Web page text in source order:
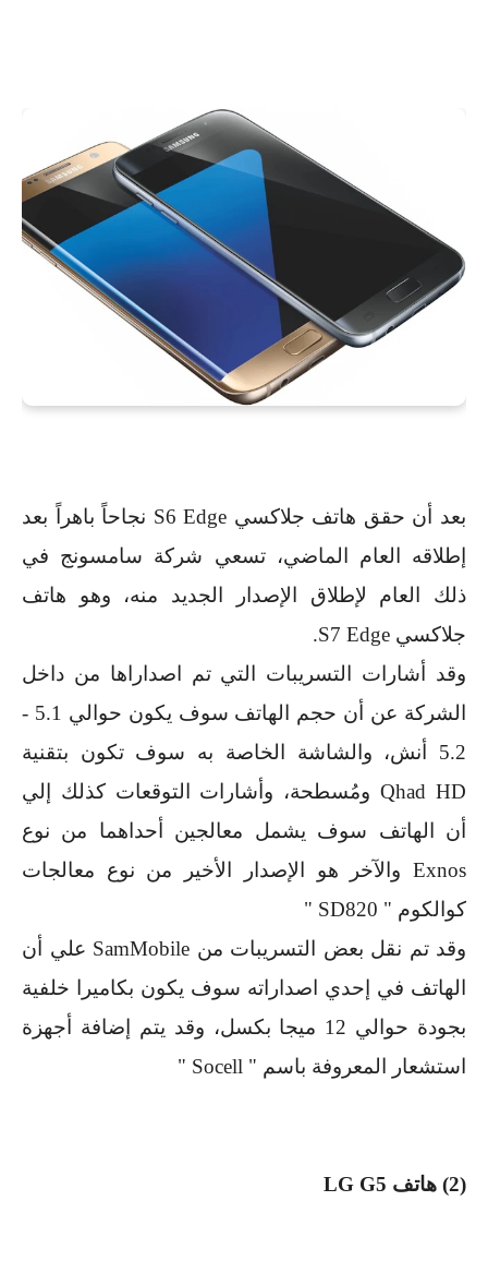
بعد أن حقق هاتف جلاكسي S6 Edge نجاحاً باهراً بعد
إطلاقه العام الماضي، تسعي شركة سامسونج في
ذلك العام لإطلاق الإصدار الجديد منه، وهو هاتف
جلاكسي S7 Edge
.
وقد أشارات التسريبات التي تم اصداراها من داخل
الشركة عن أن حجم الهاتف سوف يكون حوالي 5.1
-
5.2 أنش، والشاشة الخاصة به سوف تكون بتقنية
Qhad HDومُسطحة، وأشارات التوقعات كذلك إلي
أن الهاتف سوف يشمل معالجين أحداهما من نوع
Exnos والآخر هو الإصدار الأخير من نوع معالجات
كوالكوم " SD820
"
وقد تم نقل بعض التسريبات من SamMobile علي أن
الهاتف في إحدي اصداراته سوف يكون بكاميرا خلفية
بجودة حوالي 12 ميجا بكسل، وقد يتم إضافة أجهزة
استشعار المعروفة باسم " Socell
"
(
2) هاتف LG G5